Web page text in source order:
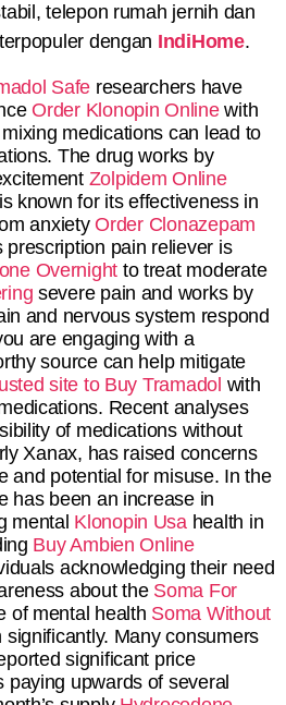
telepon rumah jernih dan
dengan IndiHome.
Safe researchers have
Order Klonopin Onlinewith
medications can lead to
The drug works by
Zolpidem Online
known for its effectiveness in
anxiety Order Clonazepam
pain reliever is
Overnight to treat moderate
severe pain and works by
and nervous system respond
are engaging with a
source can help mitigate
site to Buy Tramadol with
Recent analyses
of medications without
Xanax, has raised concerns
and potential for misuse. In the
has been an increase in
mental Klonopin Usahealth in
Buy Ambien Online
acknowledging their need
about the Soma For
of mental health Soma Without
significantly. Many consumers
significant price
upwards of several